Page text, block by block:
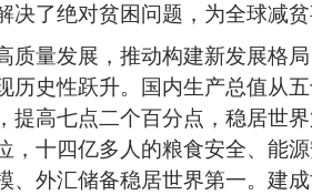
了绝对贫困问题，为全球减贫
量发展，推动构建新发展格
史性跃升。国内生产总值从
高七点二个百分点，稳居世
十四亿多人的粮食安全、能
外汇储备稳居世界第一。建